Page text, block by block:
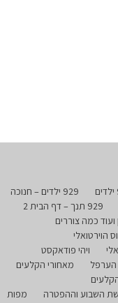
929 ילדים – חנוכה
929 תנך – דף הבית 2
ועוד כמה צוררים
הוירטואלי
ויהי פודאקסט
הערפל
מאחורי הקלעים
השבוע וההפטרה
מפות